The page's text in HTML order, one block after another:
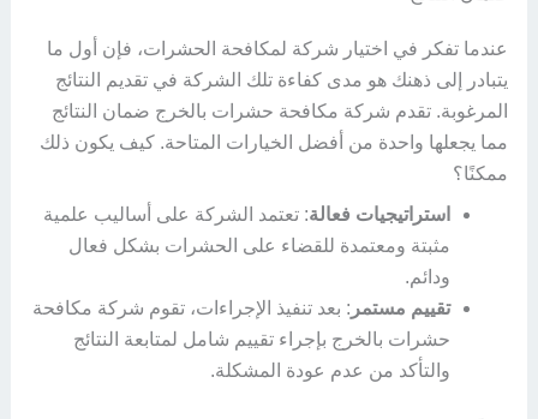
عندما تفكر في اختيار شركة لمكافحة الحشرات، فإن أول ما
يتبادر إلى ذهنك هو مدى كفاءة تلك الشركة في تقديم النتائج
المرغوبة. تقدم شركة مكافحة حشرات بالخرج ضمان النتائج
مما يجعلها واحدة من أفضل الخيارات المتاحة. كيف يكون ذلك
ممكنًا؟
استراتيجيات فعالة: تعتمد الشركة على أساليب علمية
مثبتة ومعتمدة للقضاء على الحشرات بشكل فعال
ودائم.
تقييم مستمر : بعد تنفيذ الإجراءات، تقوم شركة مكافحة
حشرات بالخرج بإجراء تقييم شامل لمتابعة النتائج
والتأكد من عدم عودة المشكلة.